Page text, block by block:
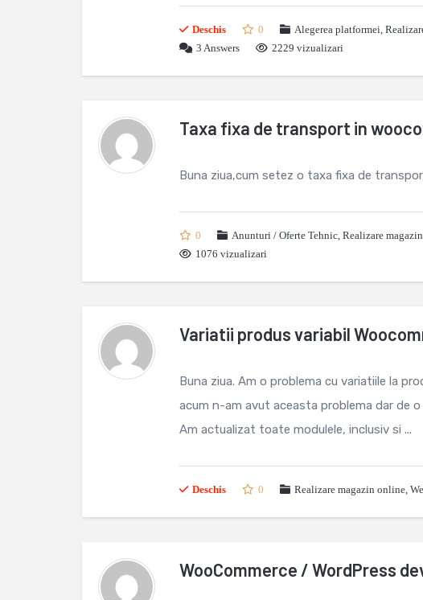
Deschis 0 Alegerea platformei,
3 Answers 2229 vizualizari
Taxa fixa de transport in
Buna ziua,cum setez o taxa fixa de
0 Anunturi / Oferte Tehnic, Realizare
1076 vizualizari
Variatii produs variabil
Buna ziua. Am o problema cu variatiile la
acum n-am avut aceasta problema dar de
Am actualizat toate modulele, inclusiv si ...
Deschis 0 Realizare magazin online,
WooCommerce / WordPress